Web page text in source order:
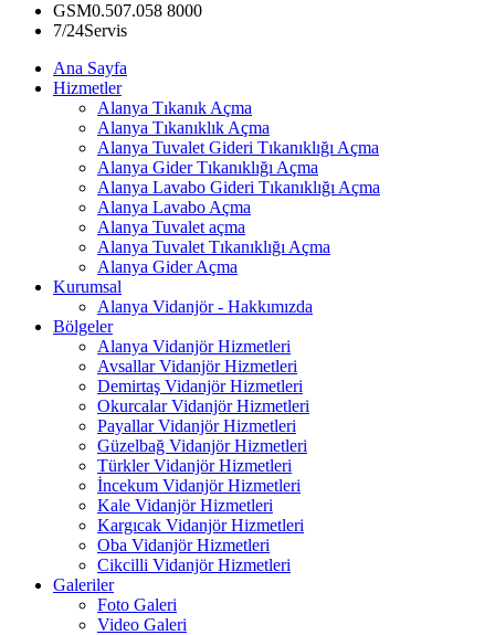
GSM0.507.058 8000
7/24Servis
Ana Sayfa
Hizmetler
Alanya Tıkanık Açma
Alanya Tıkanıklık Açma
Alanya Tuvalet Gideri Tıkanıklığı Açma
Alanya Gider Tıkanıklığı Açma
Alanya Lavabo Gideri Tıkanıklığı Açma
Alanya Lavabo Açma
Alanya Tuvalet açma
Alanya Tuvalet Tıkanıklığı Açma
Alanya Gider Açma
Kurumsal
Alanya Vidanjör - Hakkımızda
Bölgeler
Alanya Vidanjör Hizmetleri
Avsallar Vidanjör Hizmetleri
Demirtaş Vidanjör Hizmetleri
Okurcalar Vidanjör Hizmetleri
Payallar Vidanjör Hizmetleri
Güzelbağ Vidanjör Hizmetleri
Türkler Vidanjör Hizmetleri
İncekum Vidanjör Hizmetleri
Kale Vidanjör Hizmetleri
Kargıcak Vidanjör Hizmetleri
Oba Vidanjör Hizmetleri
Cikcilli Vidanjör Hizmetleri
Galeriler
Foto Galeri
Video Galeri